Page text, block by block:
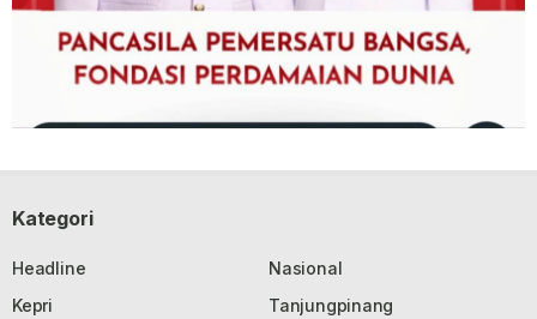
Kategori
Headline
Nasional
Kepri
Tanjungpinang